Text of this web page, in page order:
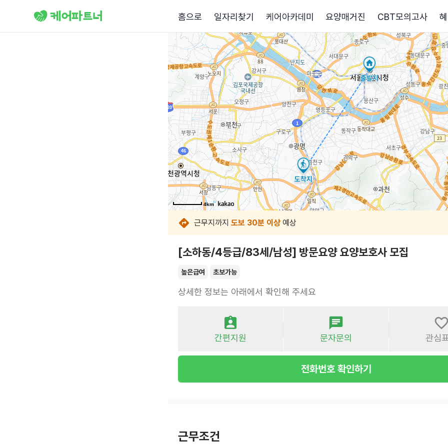
홈으로 일자리찾기 케어아카데미 요양매거진 CBT모의고사
4km
4km
4km
4km
4km
4km
4km
4km
근무지까지 도보 30분 이상 예상
[소하동/4등급/83세/남성] 방문요양 요양보호사 모집
높은급여 초보가능
상세한 정보는 아래에서 확인해 주세요
간편지원 문자문의 관심
전화번호 확인하기
근무조건